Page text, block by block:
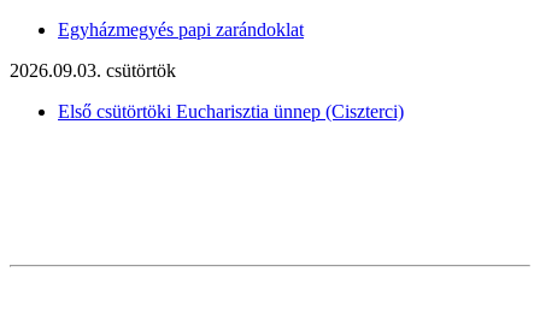
Egyházmegyés papi zarándoklat
2026.09.03. csütörtök
Első csütörtöki Eucharisztia ünnep (Ciszterci)